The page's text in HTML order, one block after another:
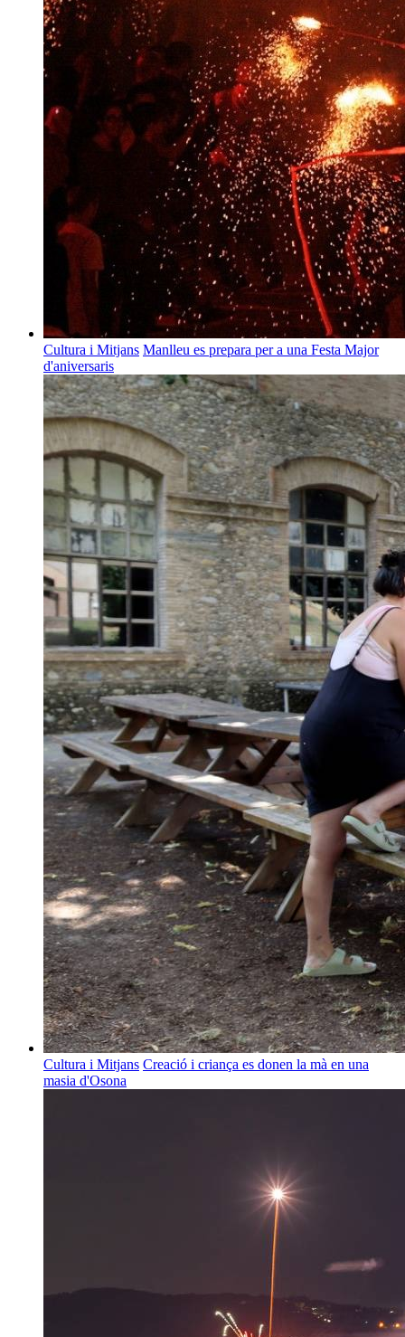
Cultura i Mitjans Manlleu es prepara per a una Festa Major
d'aniversaris
Cultura i Mitjans Creació i criança es donen la mà en una
masia d'Osona